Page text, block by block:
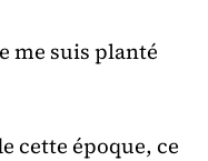
me suis planté
cette époque, ce